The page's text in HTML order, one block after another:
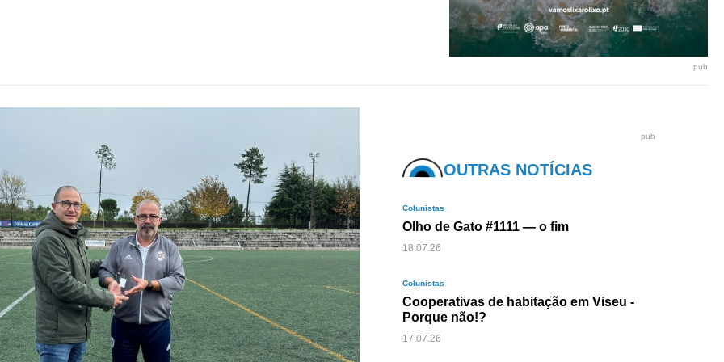
pub
pub
OUTRAS NOTÍCIAS
Colunistas
Olho de Gato #1111 — o fim
18.07.26
Colunistas
Cooperativas de habitação em Viseu -
Porque não!?
17.07.26